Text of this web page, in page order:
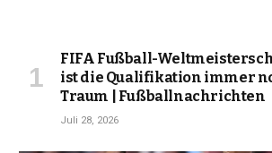
FIFA Fußball-
ist die Qualifikation immer
Traum | Fußballnachrichten
Juli 28, 2026